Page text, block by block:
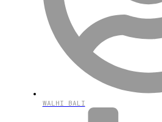
WALHI BALI